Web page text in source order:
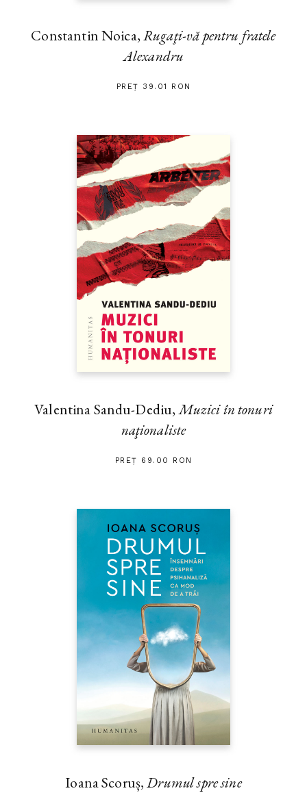
Constantin Noica,Rugaţi-vă pentru fratele
Alexandru
PREȚ 39.01 RON
Valentina Sandu-Dediu,Muzici în tonuri
naţionaliste
PREȚ 69.00 RON
Ioana Scoruș,Drumul spre sine